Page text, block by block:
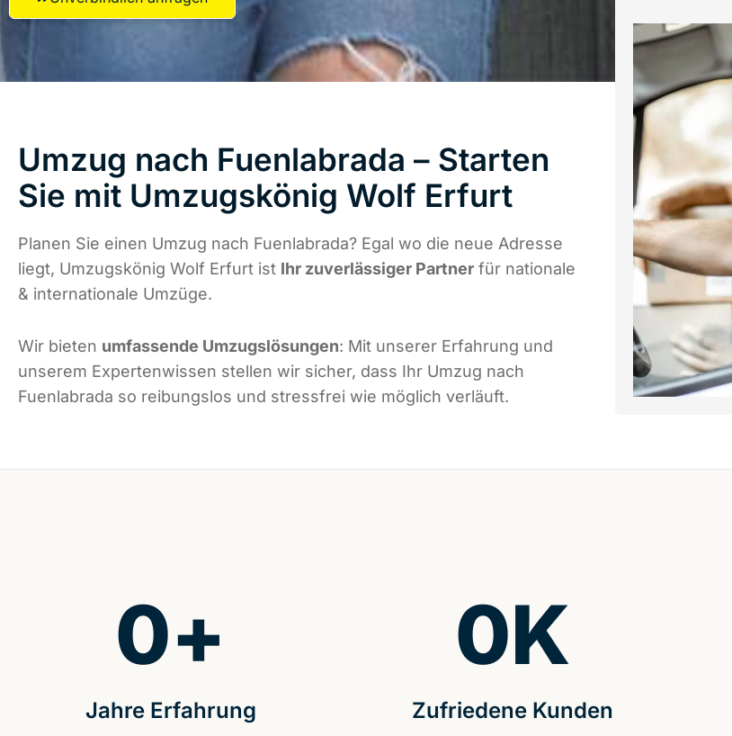
Umzug nach Fuenlabrada – Starten
Sie mit Umzugskönig Wolf Erfurt
Planen Sie einen Umzug nach Fuenlabrada? Egal wo die neue Adresse
liegt, Umzugskönig Wolf Erfurt ist Ihr zuverlässiger Partner für nationale
& internationale Umzüge.
Wir bieten umfassende Umzugslösungen: Mit unserer Erfahrung und
unserem Expertenwissen stellen wir sicher, dass Ihr Umzug nach
Fuenlabrada so reibungslos und stressfrei wie möglich verläuft.
Jahre Erfahrung
0+
Zufriedene Kunden
0K